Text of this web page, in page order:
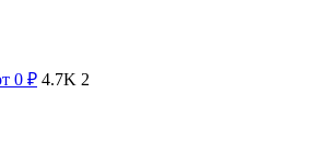
0 ₽ 4.7K 2